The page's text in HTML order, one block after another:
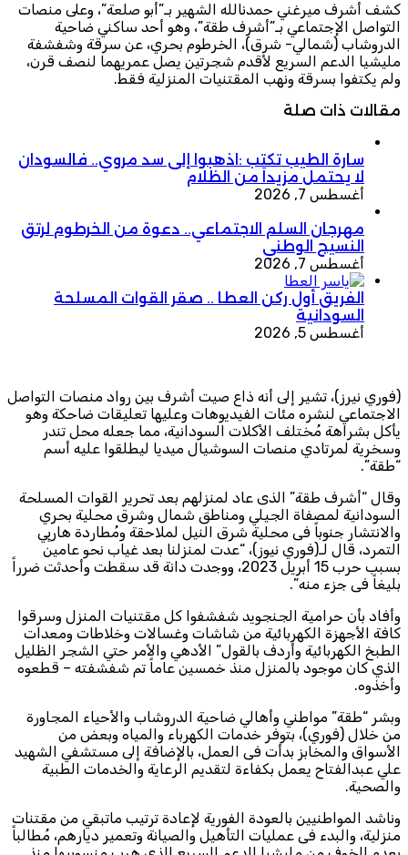
كشف أشرف ميرغني حمدنالله الشهير بـ”أبو صلعة”، وعلى منصات
التواصل الإجتماعي بـ”أشرف طقة”، وهو أحد ساكني ضاحية
الدروشاب (شمالي- شرق)، الخرطوم بحري، عن سرقة وشفشفة
مليشيا الدعم السريع لأقدم شجرتين يصل عمريهما لنصف قرن،
ولم يكتفوا بسرقة ونهب المقتنيات المنزلية فقط.
مقالات ذات صلة
سارة الطيب تكتب :اذهبوا إلى سد مروي.. فالسودان
لا يحتمل مزيداً من الظلام
أغسطس 7, 2026
مهرجان السلم الاجتماعي.. دعوة من الخرطوم لرتق
النسيج الوطني
أغسطس 7, 2026
الفريق أول ركن العطا .. صقر القوات المسلحة
السودانية
أغسطس 5, 2026
(فوري نيرز)، تشير إلى أنه ذاع صيت أشرف بين رواد منصات التواصل
الاجتماعي لنشره مئات الفيديوهات وعليها تعليقات ضاحكة وهو
يأكل بشراهة مُختلف الأكلات السودانية، مما جعله محل تندر
وسخرية لمرتادي منصات السوشيال ميديا ليطلقوا عليه أسم
“طقة”.
وقال “أشرف طقة” الذى عاد لمنزلهم بعد تحرير القوات المسلحة
السودانية لمصفاة الجيلي ومناطق شمال وشرق محلية بحري
والانتشار جنوباً فى محلية شرق النيل لملاحقة ومُطاردة هاربٍي
التمرد، قال لـ(فوري نيوز)، “عدت لمنزلنا بعد غياب نحو عامين
بسبب حرب 15 أبريل 2023، ووجدت دانة قد سقطت وأحدثت ضرراً
بليغاً فى جزء منه”.
وأفاد بأن حرامية الجنجويد شفشفوا كل مقتنيات المنزل وسرقوا
كافة الأجهزة الكهربائية من شاشات وغسالات وخلاطات ومعدات
الطبخ الكهربائية وأردف بالقول” الأدهي والأمر حتي الشجر الظليل
الذي كان موجود بالمنزل منذ خمسين عاماً تم شفشفته – قطعوه
وأخذوه.
وبشر “طقة” مواطني وأهالي ضاحية الدروشاب والأحياء المجاورة
من خلال (فوري)، بتوفر خدمات الكهرباء والمياه وبعض من
الأسواق والمخابز بدأت فى العمل، بالإضافة إلى مستشفي الشهيد
علي عبدالفتاح يعمل بكفاءة لتقديم الرعاية والخدمات الطبية
والصحية.
وناشد المواطنيين بالعودة الفورية لإعادة ترتيب ماتبقي من مقتنات
منزلية، والبدء فى عمليات التأهيل والصيانة وتعمير ديارهم، مُطالباً